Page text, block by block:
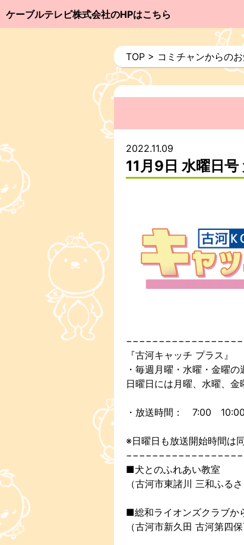
ケーブルテレビ株式会社のHPはこちら
TOP > コミチャンからの
2022.11.09
11月9日 水曜日
『古河キャッチ プラス』
・毎週月曜・水曜・金曜
日曜日には月曜、水曜、金
・放送時間： 7:00
※日曜日も放送開始時間は
■犬とのふれあい教室
（古河市東諸川 三和ふるさ
■総和ライオンズクラブか
（古河市新久田 古河第四保